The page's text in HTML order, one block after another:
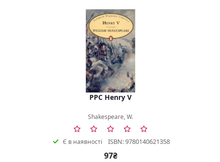
PPC Henry V
Shakespeare, W.
Є в наявності ISBN: 9780140621358
97₴